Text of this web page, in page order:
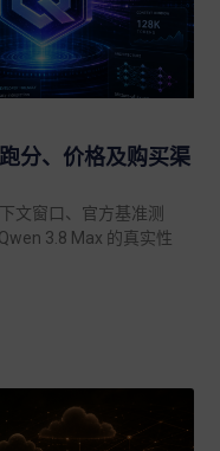
分、价格及购买渠
文窗口、官方基准测
3.8 Max 的真实性